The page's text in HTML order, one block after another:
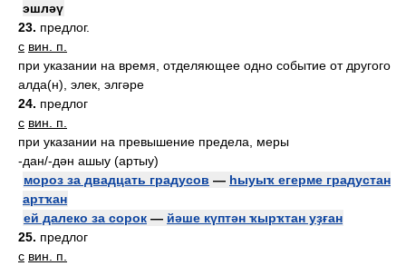
эшләү
23. предлог.
с вин. п.
при указании на время, отделяющее одно событие от другого
алда(н), элек, элгәре
24. предлог
с вин. п.
при указании на превышение предела, меры
-дан/-дән ашыу (артыу)
мороз за двадцать градусов — һыуыҡ егерме градустан
артҡан
ей далеко за сорок — йәше күптән ҡырҡтан уҙған
25. предлог
с вин. п.